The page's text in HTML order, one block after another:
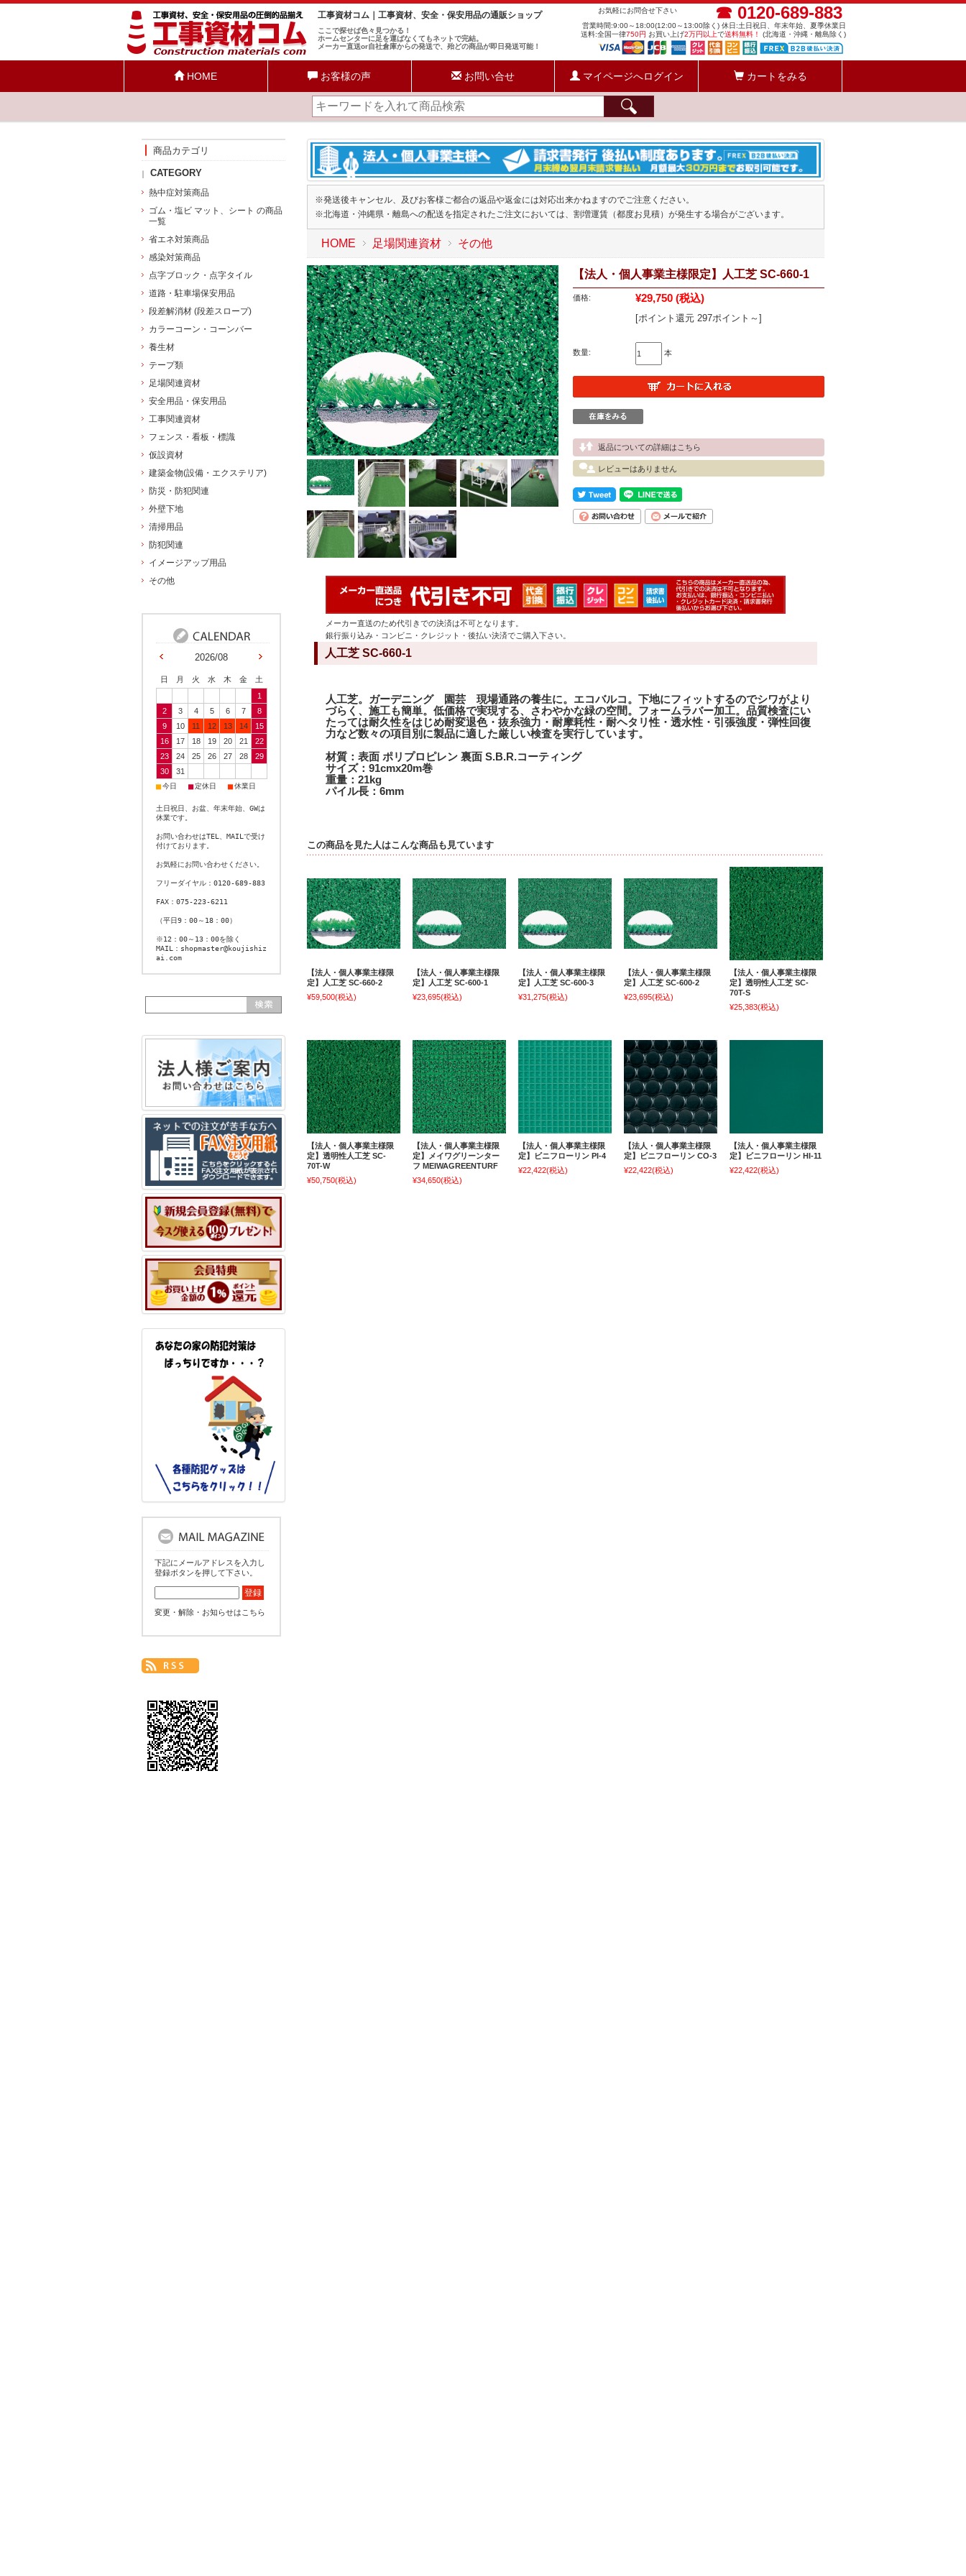
工事資材コム｜工事資材、安全・保安用品の通販ショップ
ここで探せば色々見つかる！
ホームセンターに足を運ばなくてもネットで完結。
メーカー直送or自社倉庫からの発送で、殆どの商品が即日発送可能！
お気軽にお問合せ下さい ☎ 0120-689-883
営業時間:9:00～18:00(12:00～13:00除く) 休日:土日祝日、年末年始、夏季休業日
送料:全国一律750円 お買い上げ2万円以上で送料無料！ (北海道・沖縄・離島除く)
HOME お客様の声 お問い合せ マイページへログイン カートをみる
※発送後キャンセル、及びお客様ご都合の返品や返金には対応出来かねますのでご注意ください。
※北海道・沖縄県・離島への配送を指定されたご注文においては、割増運賃（都度お見積）が発生する場合がございます。
HOME 足場関連資材 その他
【法人・個人事業主様限定】人工芝 SC-660-1
価格: ¥29,750 (税込)
[ポイント還元 297ポイント～]
数量: 本
返品についての詳細はこちら
レビューはありません
メーカー直送のため代引きでの決済は不可となります。
銀行振り込み・コンビニ・クレジット・後払い決済でご購入下さい。
人工芝 SC-660-1
人工芝。ガーデニング 園芸 現場通路の養生に。エコバルコ。下地にフィットするのでシワがより
づらく、施工も簡単。低価格で実現する、さわやかな緑の空間。フォームラバー加工。品質検査にい
たっては耐久性をはじめ耐変退色・抜糸強力・耐摩耗性・耐ヘタリ性・透水性・引張強度・弾性回復
力など数々の項目別に製品に適した厳しい検査を実行しています。
材質：表面 ポリプロピレン 裏面 S.B.R.コーティング
サイズ：91cmx20m巻
重量：21kg
パイル長：6mm
この商品を見た人はこんな商品も見ています
【法人・個人事業主様限
定】人工芝 SC-660-2
¥59,500(税込)
【法人・個人事業主様限
定】人工芝 SC-600-1
¥23,695(税込)
【法人・個人事業主様限
定】人工芝 SC-600-3
¥31,275(税込)
【法人・個人事業主様限
定】人工芝 SC-600-2
¥23,695(税込)
【法人・個人事業主様限
定】透明性人工芝 SC-
70T-S
¥25,383(税込)
【法人・個人事業主様限
定】透明性人工芝 SC-
70T-W
¥50,750(税込)
【法人・個人事業主様限
定】メイワグリーンター
フ MEIWAGREENTURF
¥34,650(税込)
【法人・個人事業主様限
定】ビニフローリン PI-4
¥22,422(税込)
【法人・個人事業主様限
定】ビニフローリン CO-3
¥22,422(税込)
【法人・個人事業主様限
定】ビニフローリン HI-11
¥22,422(税込)
商品カテゴリ
CATEGORY
熱中症対策商品
ゴム・塩ビ マット、シート の商品
一覧
省エネ対策商品
感染対策商品
点字ブロック・点字タイル
道路・駐車場保安用品
段差解消材 (段差スロープ)
カラーコーン・コーンバー
養生材
テープ類
足場関連資材
安全用品・保安用品
工事関連資材
フェンス・看板・標識
仮設資材
建築金物(設備・エクステリア)
防災・防犯関連
外壁下地
清掃用品
防犯関連
イメージアップ用品
その他
2026/08
日 月 火 水 木 金
土
1
2
3 4 5 6 7
8
9
10 11 12 13 14
15
16
17 18 19 20 21
22
23
24 25 26 27 28
29
30
31
■今日 ■定休日 ■休業日
土日祝日、お盆、年末年始、GWは
休業です。
お問い合わせはTEL、MAILで受け
付けております。
お気軽にお問い合わせください。
フリーダイヤル：0120-689-883
FAX：075-223-6211
（平日9：00～18：00）
※12：00～13：00を除く
MAIL：shopmaster@koujishiz
ai.com
下記にメールアドレスを入力し
登録ボタンを押して下さい。
変更・解除・お知らせはこちら